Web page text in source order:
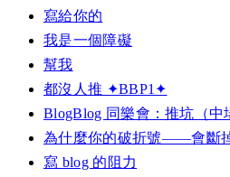
寫給你的
我是一個障礙
幫我
都沒人推 ✦BBP1✦
BlogBlog 同樂會：推坑（中
為什麼你的破折號——會斷
寫 blog 的阻力